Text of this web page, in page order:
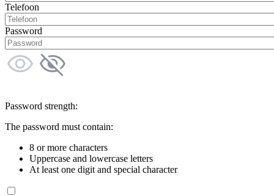
Telefoon
Password
Password strength:
The password must contain:
8 or more characters
Uppercase and lowercase letters
At least one digit and special character